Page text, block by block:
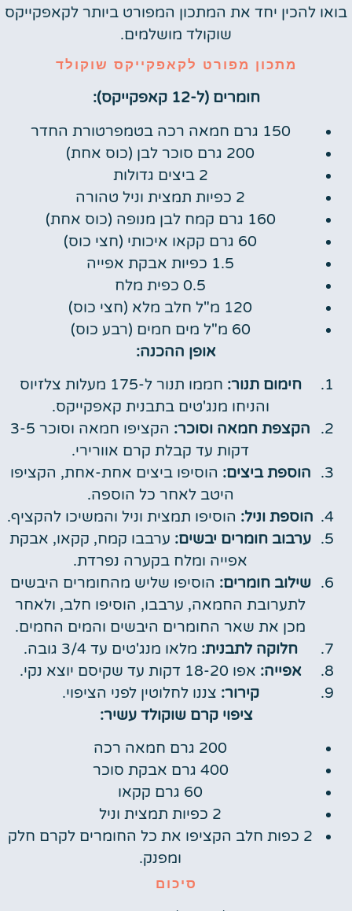
בואו להכין יחד את המתכון המפורט ביותר לקאפקייקס
שוקולד מושלמים.
מתכון מפורט לקאפקייקס שוקולד
חומרים (ל-12 קאפקייקס):
150 גרם חמאה רכה בטמפרטורת החדר
200 גרם סוכר לבן (כוס אחת)
2 ביצים גדולות
2 כפיות תמצית וניל טהורה
160 גרם קמח לבן מנופה (כוס אחת)
60 גרם קקאו איכותי (חצי כוס)
1.5 כפיות אבקת אפייה
0.5 כפית מלח
120 מ"ל חלב מלא (חצי כוס)
60 מ"ל מים חמים (רבע כוס)
אופן ההכנה:
חימום תנור:
חממו תנור ל-175 מעלות צלזיוס
והניחו מנג'טים בתבנית קאפקייקס.
הקצפת חמאה וסוכר:
הקציפו חמאה וסוכר 3-5
דקות עד קבלת קרם אוורירי.
הוספת ביצים: הוסיפו ביצים אחת-אחת, הקציפו
היטב לאחר כל הוספה.
הוספת וניל: הוסיפו תמצית וניל והמשיכו להקציף.
ערבוב חומרים יבשים: ערבבו קמח, קקאו, אבקת
אפייה ומלח בקערה נפרדת.
שילוב חומרים: הוסיפו שליש מהחומרים היבשים
לתערובת החמאה, ערבבו, הוסיפו חלב, ולאחר
מכן את שאר החומרים היבשים והמים החמים.
חלוקה לתבנית: מלאו מנג'טים עד 3/4 גובה.
אפייה: אפו 18-20 דקות עד שקיסם יוצא נקי.
קירור: צננו לחלוטין לפני הציפוי.
ציפוי קרם שוקולד עשיר:
200 גרם חמאה רכה
400 גרם אבקת סוכר
60 גרם קקאו
2 כפיות תמצית וניל
2 כפות חלב הקציפו את כל החומרים לקרם חלק
ומפנק.
סיכום